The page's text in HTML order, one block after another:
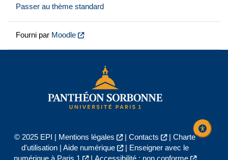
Passer au thème standard
Fourni par Moodle
© 2025 EPI | Mentions légales | Contacts | Charte
d'utilisation| Aide numérique |
Enseigner avec le